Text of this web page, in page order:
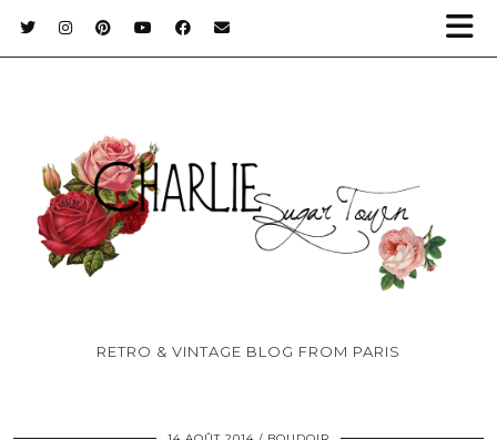
RETRO & VINTAGE BLOG FROM PARIS